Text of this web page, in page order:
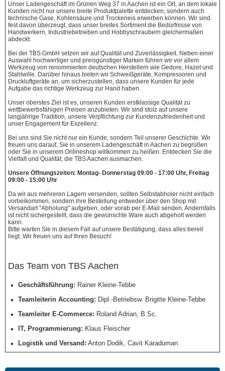
Unser Ladengeschäft im Grünen Weg 37 in Aachen ist ein Ort, an dem lokale
Kunden nicht nur unsere breite Produktpalette entdecken, sondern auch
technische Gase, Kohlensäure und Trockeneis erwerben können. Wir sind
fest davon überzeugt, dass unser breites Sortiment die Bedürfnisse von
Handwerkern, Industriebetrieben und Hobbyschraubern gleichermaßen
abdeckt.
Bei der TBS GmbH setzen wir auf Qualität und Zuverlässigkeit. Neben einer
Auswahl hochwertiger und preisgünstiger Marken führen wir vor allem
Werkzeug von renommierten deutschen Herstellern wie Gedore, Hazet und
Stahlwille. Darüber hinaus bieten wir Schweißgeräte, Kompressoren und
Druckluftgeräte an, um sicherzustellen, dass unsere Kunden für jede
Aufgabe das richtige Werkzeug zur Hand haben.
Unser oberstes Ziel ist es, unseren Kunden erstklassige Qualität zu
wettbewerbsfähigen Preisen anzubieten. Wir sind stolz auf unsere
langjährige Tradition, unsere Verpflichtung zur Kundenzufriedenheit und
unser Engagement für Exzellenz.
Bei uns sind Sie nicht nur ein Kunde, sondern Teil unserer Geschichte. Wir
freuen uns darauf, Sie in unserem Ladengeschäft in Aachen zu begrüßen
oder Sie in unserem Onlineshop willkommen zu heißen. Entdecken Sie die
Vielfalt und Qualität, die TBS Aachen ausmachen.
Unsere Öffnungszeiten: Montag- Donnerstag 09:00 - 17:00 Uhr, Freitag
09:00 - 15:00 Uhr
Da wir aus mehreren Lagern versenden, sollten Selbstabholer nicht einfach
vorbeikommen, sondern ihre Bestellung entweder über den Shop mit
Versandart "Abholung" aufgeben, oder vorab per E-Mail senden. Andernfalls
ist nicht sichergestellt, dass die gewünschte Ware auch abgeholt werden
kann.
Bitte warten Sie in diesem Fall auf unsere Bestätigung, dass alles bereit
liegt. Wir freuen uns auf Ihren Besuch!
Das Team von TBS Aachen
Geschäftsführung: Rainer Kleine-Tebbe
Teamleiterin Accounting: Dipl.-Betriebsw. Brigitte Kleine-Tebbe
Teamleiter E-Commerce: Roland Adrian, B.Sc.
IT, Programmierung: Klaus Fleischer
Logistik und Versand: Anton Dodik, Cavit Karaduman